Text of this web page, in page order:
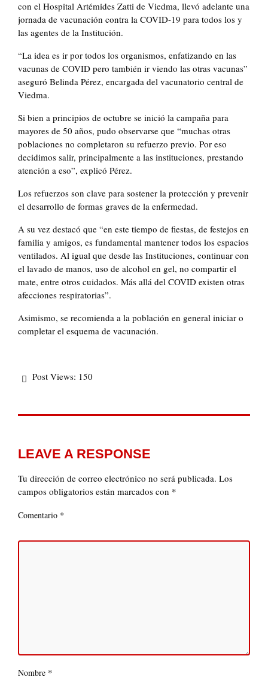
con el Hospital Artémides Zatti de Viedma, llevó adelante una
jornada de vacunación contra la COVID-19 para todos los y
las agentes de la Institución.
“La idea es ir por todos los organismos, enfatizando en las
vacunas de COVID pero también ir viendo las otras vacunas”
aseguró Belinda Pérez, encargada del vacunatorio central de
Viedma.
Si bien a principios de octubre se inició la campaña para
mayores de 50 años, pudo observarse que “muchas otras
poblaciones no completaron su refuerzo previo. Por eso
decidimos salir, principalmente a las instituciones, prestando
atención a eso”, explicó Pérez.
Los refuerzos son clave para sostener la protección y prevenir
el desarrollo de formas graves de la enfermedad.
A su vez destacó que “en este tiempo de fiestas, de festejos en
familia y amigos, es fundamental mantener todos los espacios
ventilados. Al igual que desde las Instituciones, continuar con
el lavado de manos, uso de alcohol en gel, no compartir el
mate, entre otros cuidados. Más allá del COVID existen otras
afecciones respiratorias”.
Asimismo, se recomienda a la población en general iniciar o
completar el esquema de vacunación.
Post Views: 150
LEAVE A RESPONSE
Tu dirección de correo electrónico no será publicada. Los
campos obligatorios están marcados con *
Comentario *
Nombre *